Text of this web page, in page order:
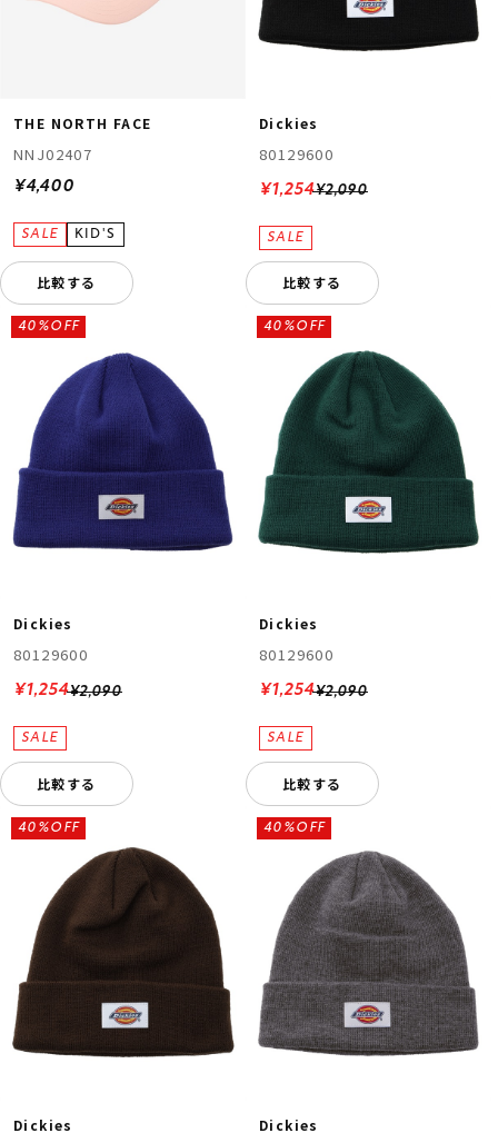
THE NORTH FACE
NNJ02407
¥4,400
比較する
Dickies
80129600
¥2,090
¥1,254
比較する
Dickies
80129600
¥2,090
40%OFF
¥1,254
比較する
Dickies
80129600
¥2,090
40%OFF
¥1,254
比較する
Dickies
40%OFF
Dickies
40%OFF